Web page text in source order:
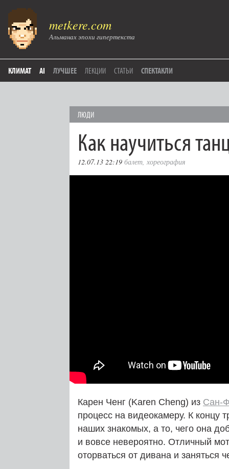
metkere.com
Альманах эпохи гипертекста
КЛИМАТ AI ЛУЧШЕЕ ЛЕКЦИИ СТАТЬИ СПЕКТАКЛИ
ЛЮДИ
Как научиться
12.07.13 22:19 балет, хореография
Карен Ченг (Karen Cheng) из Сан-
процесс на видеокамеру. К концу
наших знакомых, а то, чего она
и вовсе невероятно. Отличный
оторваться от дивана и заняться